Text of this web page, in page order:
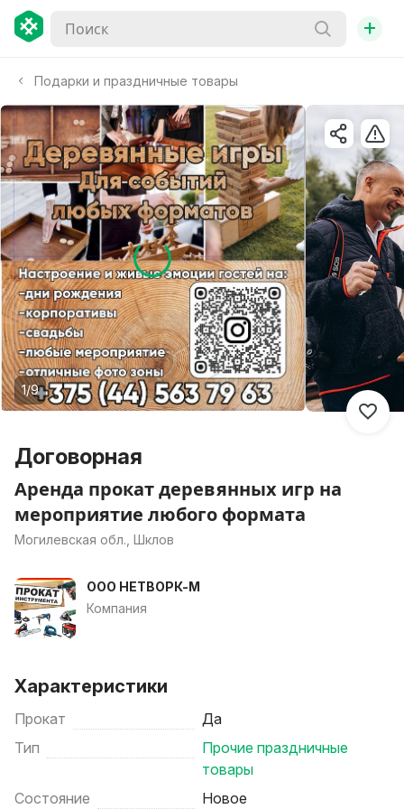
+
Подарки и праздничные товары
1/9
Договорная
Аренда прокат деревянных игр на
мероприятие любого формата
Могилевская обл., Шклов
ООО НЕТВОРК-М
Компания
Характеристики
Прокат
Да
Тип
Прочие праздничные
товары
Состояние
Новое